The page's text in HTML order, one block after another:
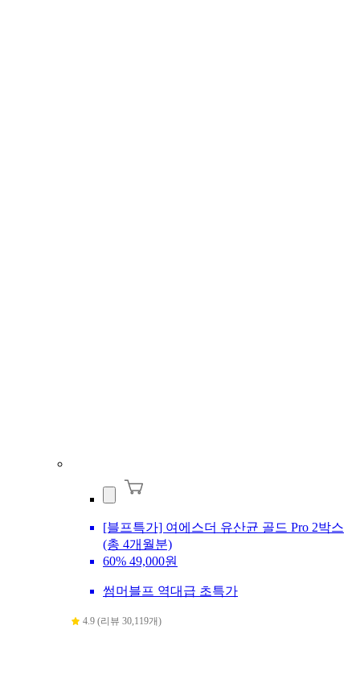
[블프특가] 여에스더 유산균 골드 Pro 2박스
(총 4개월분)
60% 49,000원
썸머블프 역대급 초특가
4.9 (리뷰 30,119개)